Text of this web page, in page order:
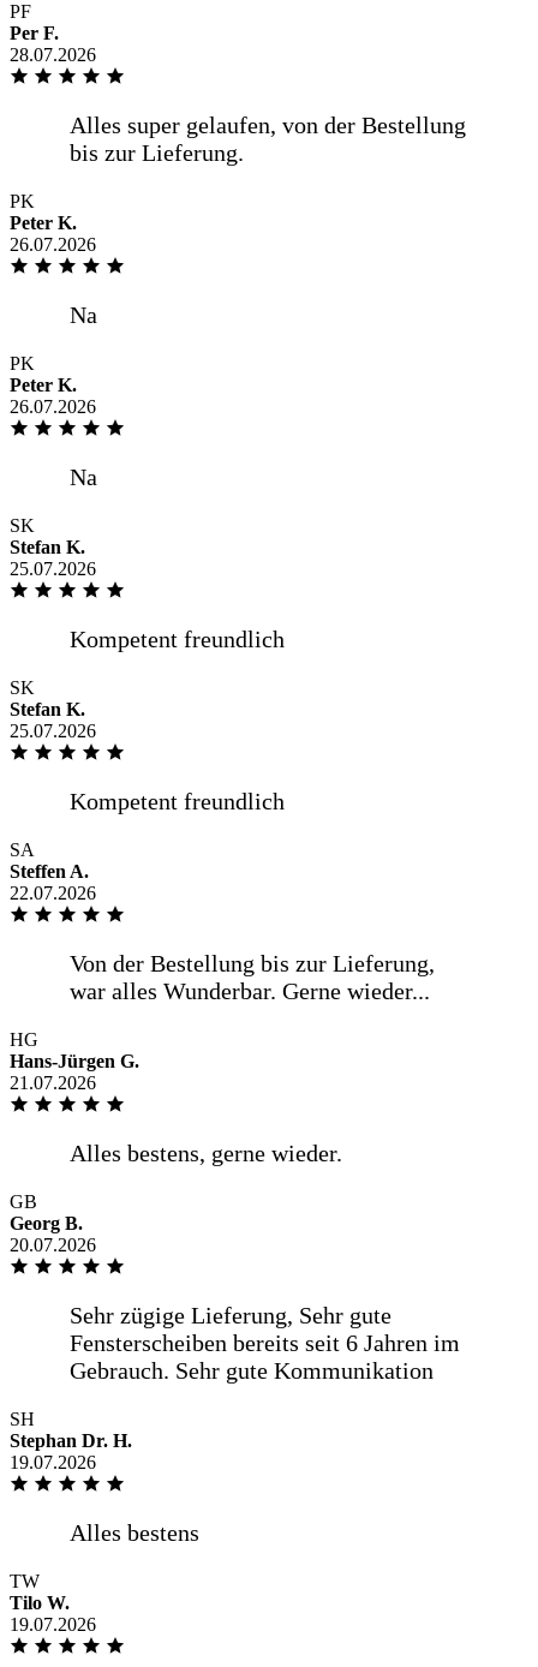
PF
Per F.
28.07.2026
PK
Peter K.
26.07.2026
PK
Peter K.
26.07.2026
SK
Stefan K.
25.07.2026
SK
Stefan K.
25.07.2026
SA
Steffen A.
22.07.2026
HG
Hans-Jürgen G.
21.07.2026
GB
Georg B.
20.07.2026
SH
Stephan Dr. H.
19.07.2026
TW
Tilo W.
19.07.2026